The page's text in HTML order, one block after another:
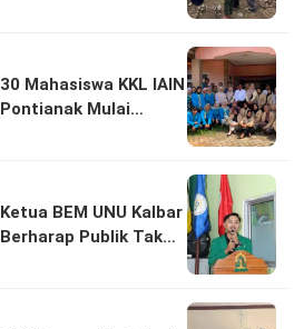
30 Mahasiswa KKL IAIN
Pontianak Mulai
Ketua BEM UNU Kalbar
Berharap Publik Tak